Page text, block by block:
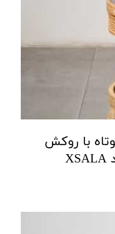
با روکش